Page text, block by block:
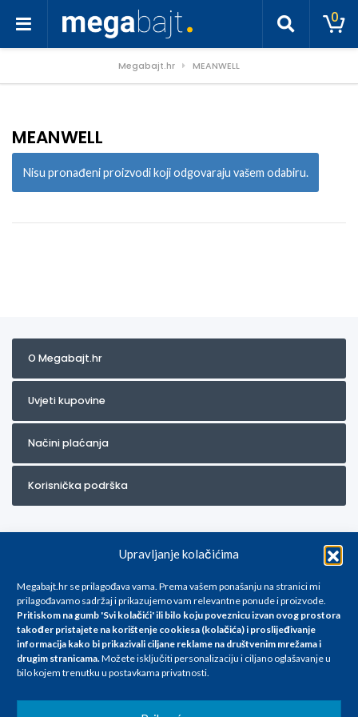
Upravljanje kolačićima
Megabajt.hr se prilagođava vama. Prema vašem ponašanju na stranici mi
prilagođavamo sadržaj i prikazujemo vam relevantne ponude i proizvode.
Pritiskom na gumb 'Svi kolačići' ili bilo koju poveznicu izvan ovog prostora
također pristajete na korištenje cookiesa (kolačića) i proslijeđivanje
informacija kako bi prikazivali ciljane reklame na društvenim mrežama i
drugim stranicama.Možete isključiti personalizaciju i ciljano oglašavanje u
bilo kojem trenutku u postavkama privatnosti.
0
Megabajt.hr MEANWELL
MEANWELL
Nisu pronađeni proizvodi koji odgovaraju vašem odabiru.
O Megabajt.hr
Uvjeti kupovine
Načini plaćanja
Korisnička podrška
Za artikle kojih trenutno nema u ponudi obratite nam se na
info@megabajt.hr. Sve cijene su informativnog karaktera i podložne su
promjenama, a
iskazane su za avansno plaćanje(gotovina) u Eurima i uključuju PDV. Sve
se razlikovati od cijena u našim poslovnicama. Trudimo se dati što bolji
i točniji opis i sliku. Unatoč tome, ne možemo garantirati da su svi